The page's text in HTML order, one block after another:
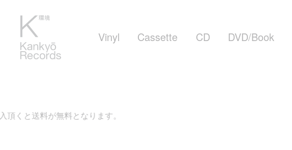
Vinyl Cassette CD DVD/Book
となります。